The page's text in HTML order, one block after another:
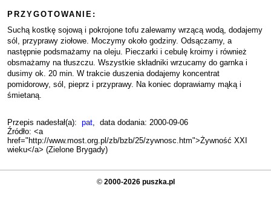
PRZYGOTOWANIE:
Suchą kostkę sojową i pokrojone tofu zalewamy wrzącą wodą, dodajemy
sól, przyprawy ziołowe. Moczymy około godziny. Odsączamy, a
następnie podsmażamy na oleju. Pieczarki i cebulę kroimy i również
obsmażamy na tłuszczu. Wszystkie składniki wrzucamy do garnka i
dusimy ok. 20 min. W trakcie duszenia dodajemy koncentrat
pomidorowy, sól, pieprz i przyprawy. Na koniec doprawiamy mąką i
śmietaną.
Przepis nadesłał(a): pat, data dodania: 2000-09-06
Źródło: <a
href="http://www.most.org.pl/zb/bzb/25/zywnosc.htm">Żywność XXI
wieku</a> (Zielone Brygady)
© 2000-2026 puszka.pl